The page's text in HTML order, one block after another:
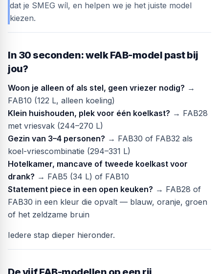
dat je SMEG wíl, en helpen we je het juiste model
kiezen.
In 30 seconden: welk FAB-model past bij
jou?
Woon je alleen of als stel, geen vriezer nodig? →
FAB10 (122 L, alleen koeling)
Klein huishouden, plek voor één koelkast? → FAB28
met vriesvak (244–270 L)
Gezin van 3–4 personen? → FAB30 of FAB32 als
koel-vriescombinatie (294–331 L)
Hotelkamer, mancave of tweede koelkast voor
drank? → FAB5 (34 L) of FAB10
Statement piece in een open keuken? → FAB28 of
FAB30 in een kleur die opvalt — blauw, oranje, groen
of het zeldzame bruin
Iedere stap dieper hieronder.